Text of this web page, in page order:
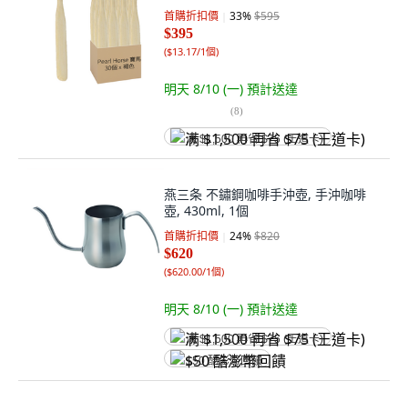
首購折扣價 33%$595
$395
($13.17/1個)
明天 8/10 (一) 預計送達
(8)
满 $1,500 再省 $75 (王道卡)
燕三条 不鏽鋼咖啡手沖壺, 手沖咖啡
壺, 430ml, 1個
首購折扣價 24%$820
$620
($620.00/1個)
明天 8/10 (一) 預計送達
满 $1,500 再省 $75 (王道卡)
$50 酷澎幣回饋